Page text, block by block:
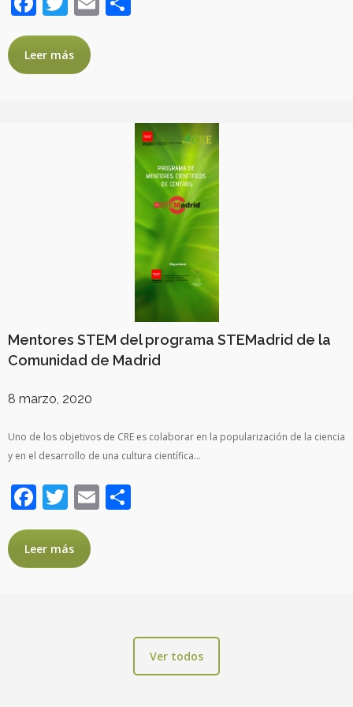
Leer más
Mentores STEM del programa STEMadrid de la
Comunidad de Madrid
8 marzo, 2020
Uno de los objetivos de CRE es colaborar en la popularización de la ciencia
y en el desarrollo de una cultura científica…
Facebook
Twitter
Email
Leer más
Ver todos